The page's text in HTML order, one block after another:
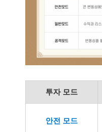
투자 모드
안전 모드